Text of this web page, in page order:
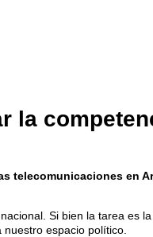
la
telecomunicaciones en
Si bien la tarea es
espacio político.